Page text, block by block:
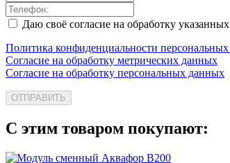
Даю своё согласие на обработку
Политика конфиденциальности
Согласие на обработку метрических данных
Согласие на обработку персональных данных
ОТПРАВИТЬ
С этим товаром покупают: